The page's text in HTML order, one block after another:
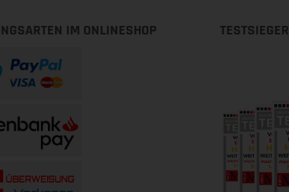
IM ONLINESHOP TESTSIEGER